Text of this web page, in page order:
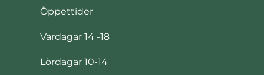
Öppettider
Vardagar 14 -18
Lördagar 10-14